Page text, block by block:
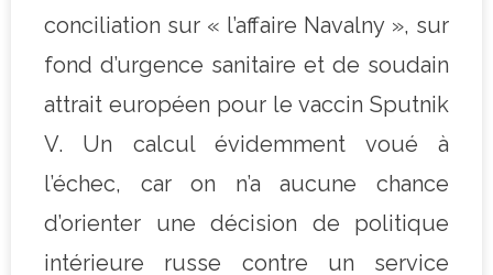
conciliation sur « l’affaire Navalny », sur
fond d’urgence sanitaire et de soudain
attrait européen pour le vaccin Sputnik
V. Un calcul évidemment voué à
l’échec, car on n’a aucune chance
d’orienter une décision de politique
intérieure russe contre un service